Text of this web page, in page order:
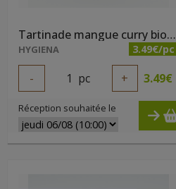
Tartinade mangue curry bio 180g
HYGIENA 3.49€/pc
- 1 pc + 3.49€
Réception souhaitée le